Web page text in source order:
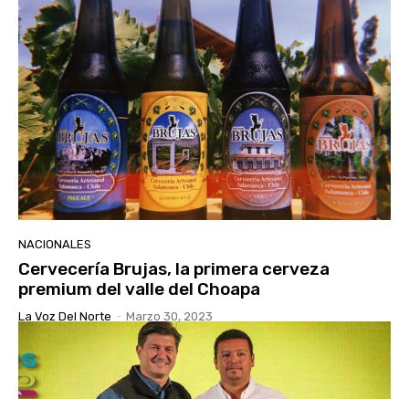
NACIONALES
Cervecería Brujas, la primera cerveza
premium del valle del Choapa
La Voz Del Norte - Marzo 30, 2023